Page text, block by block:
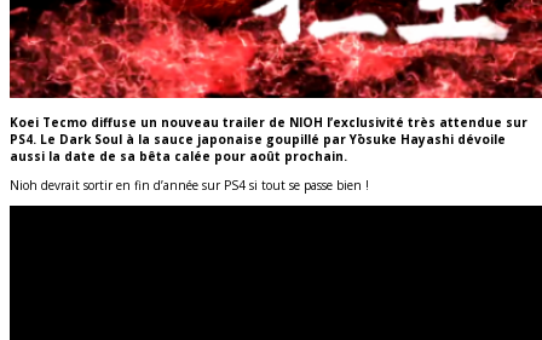
Koei Tecmo diffuse un nouveau trailer de NIOH l’exclusivité très attendue sur
PS4. Le Dark Soul à la sauce japonaise goupillé par Yōsuke Hayashi dévoile
aussi la date de sa bêta calée pour août prochain.
Nioh devrait sortir en fin d’année sur PS4 si tout se passe bien !